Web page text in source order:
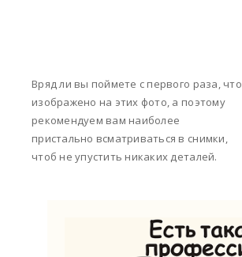
Вряд ли вы поймете с первого раза, что
изображено на этих фото, а поэтому
рекомендуем вам наиболее
пристально всматриваться в снимки,
чтоб не упустить никаких деталей.